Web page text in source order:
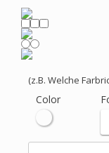
(z.B. Welche
Color